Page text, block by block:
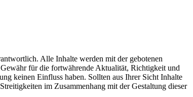
Alle Inhalte werden mit der gebotenen
für die fortwährende Aktualität, Richtigkeit und
keinen Einfluss haben. Sollten aus Ihrer Sicht Inhalte
im Zusammenhang mit der Gestaltung dieser